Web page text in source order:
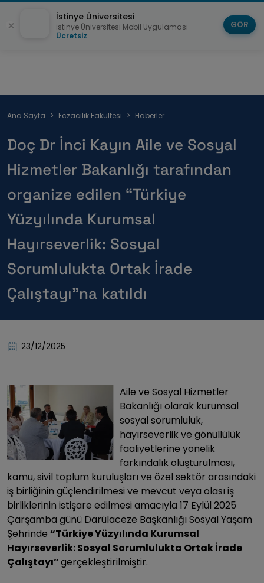
Sayfa
Ana Sayfa Eczacılık Fakültesi Haberler
Doç Dr İnci Kayın Aile ve Sosyal
Hizmetler Bakanlığı tarafından
organize edilen “Türkiye
Yüzyılında Kurumsal
Hayırseverlik: Sosyal
Sorumlulukta Ortak İrade
Çalıştayı”na katıldı
23/12/2025
Aile ve Sosyal Hizmetler
Bakanlığı olarak kurumsal
sosyal sorumluluk,
hayırseverlik ve gönüllülük
faaliyetlerine yönelik
farkındalık oluşturulması,
kamu, sivil toplum kuruluşları ve özel sektör arasındaki
iş birliğinin güçlendirilmesi ve mevcut veya olası iş
birliklerinin istişare edilmesi amacıyla 17 Eylül 2025
Çarşamba günü Darülaceze Başkanlığı Sosyal Yaşam
Şehrinde “Türkiye Yüzyılında Kurumsal
Hayırseverlik: Sosyal Sorumlulukta Ortak İrade
Çalıştayı”gerçekleştirilmiştir.
İstinye Üniversitesi
İstinye Üniversitesi Mobil Uygulaması
Ücretsiz
GÖR